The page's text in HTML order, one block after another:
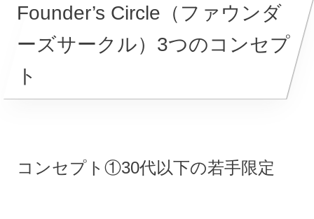
Founder’s Circle（ファウンダ
ーズサークル）3つのコンセプ
ト
コンセプト①30代以下の若手限定